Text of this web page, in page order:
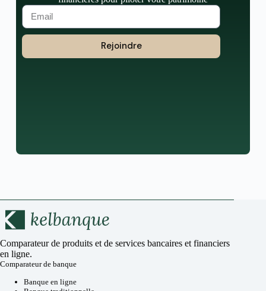
Rejoindre
Comparateur de produits et de services bancaires et financiers
en ligne.
Comparateur de banque
Banque en ligne